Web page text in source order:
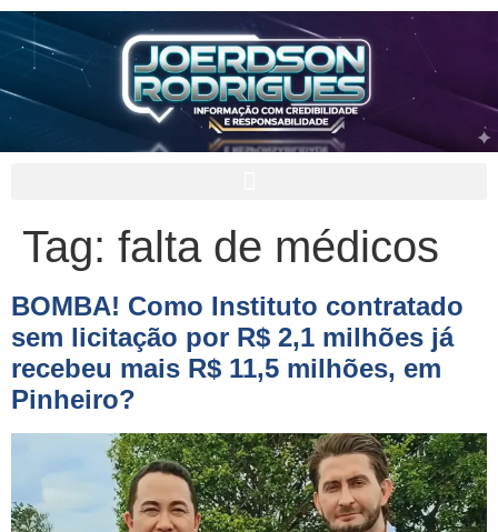
Tag: falta de médicos
BOMBA! Como Instituto contratado
sem licitação por R$ 2,1 milhões já
recebeu mais R$ 11,5 milhões, em
Pinheiro?